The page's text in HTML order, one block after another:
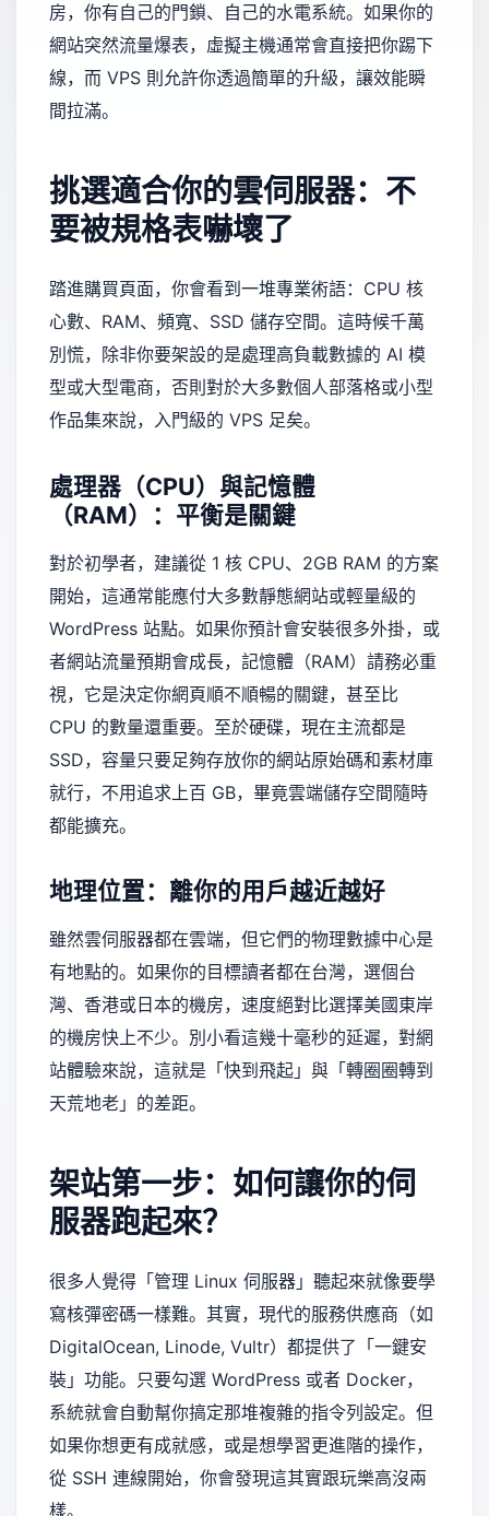
房，你有自己的門鎖、自己的水電系統。如果你的
網站突然流量爆表，虛擬主機通常會直接把你踢下
線，而 VPS 則允許你透過簡單的升級，讓效能瞬
間拉滿。
挑選適合你的雲伺服器：不
要被規格表嚇壞了
踏進購買頁面，你會看到一堆專業術語：CPU 核
心數、RAM、頻寬、SSD 儲存空間。這時候千萬
別慌，除非你要架設的是處理高負載數據的 AI 模
型或大型電商，否則對於大多數個人部落格或小型
作品集來說，入門級的 VPS 足矣。
處理器（CPU）與記憶體
（RAM）：平衡是關鍵
對於初學者，建議從 1 核 CPU、2GB RAM 的方案
開始，這通常能應付大多數靜態網站或輕量級的
WordPress 站點。如果你預計會安裝很多外掛，或
者網站流量預期會成長，記憶體（RAM）請務必重
視，它是決定你網頁順不順暢的關鍵，甚至比
CPU 的數量還重要。至於硬碟，現在主流都是
SSD，容量只要足夠存放你的網站原始碼和素材庫
就行，不用追求上百 GB，畢竟雲端儲存空間隨時
都能擴充。
地理位置：離你的用戶越近越好
雖然雲伺服器都在雲端，但它們的物理數據中心是
有地點的。如果你的目標讀者都在台灣，選個台
灣、香港或日本的機房，速度絕對比選擇美國東岸
的機房快上不少。別小看這幾十毫秒的延遲，對網
站體驗來說，這就是「快到飛起」與「轉圈圈轉到
天荒地老」的差距。
架站第一步：如何讓你的伺
服器跑起來？
很多人覺得「管理 Linux 伺服器」聽起來就像要學
寫核彈密碼一樣難。其實，現代的服務供應商（如
DigitalOcean, Linode, Vultr）都提供了「一鍵安
裝」功能。只要勾選 WordPress 或者 Docker，
系統就會自動幫你搞定那堆複雜的指令列設定。但
如果你想更有成就感，或是想學習更進階的操作，
從 SSH 連線開始，你會發現這其實跟玩樂高沒兩
樣。